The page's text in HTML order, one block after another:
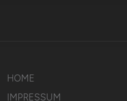
HOME
IMPRESSUM